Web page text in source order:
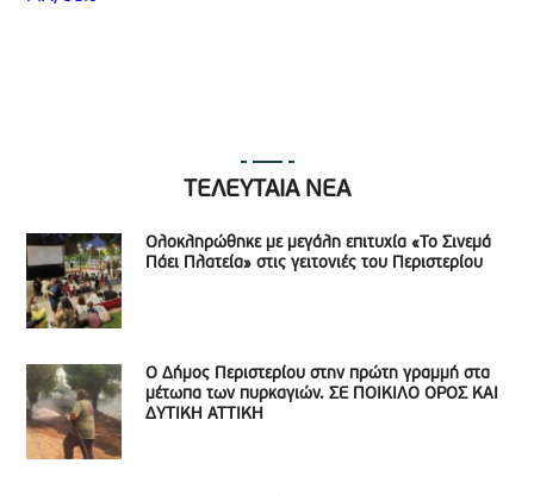
ΤΕΛΕΥΤΑΙΑ ΝΕΑ
Ολοκληρώθηκε με μεγάλη επιτυχία «Το Σινεμά
Πάει Πλατεία» στις γειτονιές του Περιστερίου
Ο Δήμος Περιστερίου στην πρώτη γραμμή στα
μέτωπα των πυρκαγιών. ΣΕ ΠΟΙΚΙΛΟ ΟΡΟΣ ΚΑΙ
ΔΥΤΙΚΗ ΑΤΤΙΚΗ